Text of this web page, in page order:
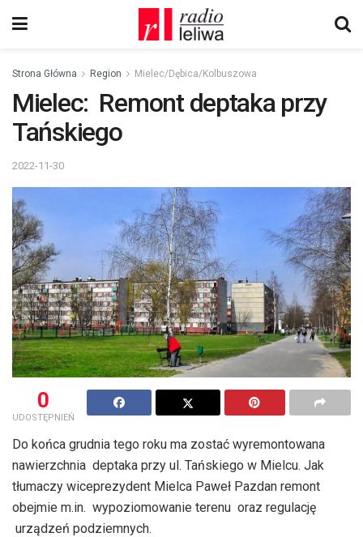
Strona Główna Region Mielec/Dębica/Kolbuszowa
Mielec: Remont deptaka przy
Tańskiego
2022-11-30
0
UDOSTĘPNIEŃ
Do końca grudnia tego roku ma zostać wyremontowana
nawierzchnia deptaka przy ul. Tańskiego w Mielcu. Jak
tłumaczy wiceprezydent Mielca Paweł Pazdan remont
obejmie m.in. wypoziomowanie terenu oraz regulację
urządzeń podziemnych.